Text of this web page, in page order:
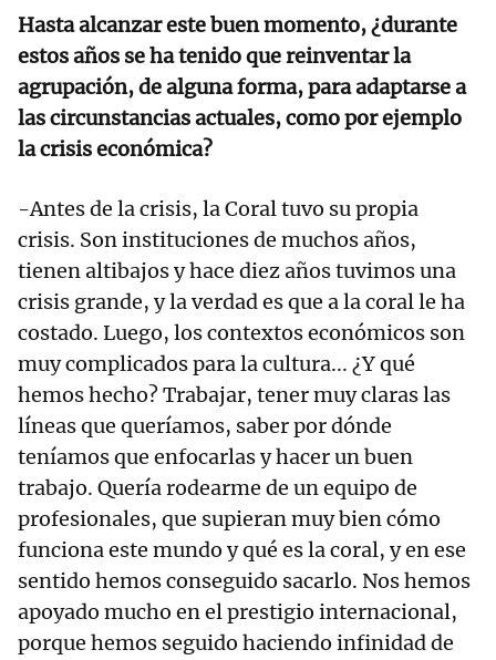
Hasta alcanzar este buen momento, ¿durante
estos años se ha tenido que reinventar la
agrupación, de alguna forma, para adaptarse a
las circunstancias actuales, como por ejemplo
la crisis económica?
-Antes de la crisis, la Coral tuvo su propia
crisis. Son instituciones de muchos años,
tienen altibajos y hace diez años tuvimos una
crisis grande, y la verdad es que a la coral le ha
costado. Luego, los contextos económicos son
muy complicados para la cultura... ¿Y qué
hemos hecho? Trabajar, tener muy claras las
líneas que queríamos, saber por dónde
teníamos que enfocarlas y hacer un buen
trabajo. Quería rodearme de un equipo de
profesionales, que supieran muy bien cómo
funciona este mundo y qué es la coral, y en ese
sentido hemos conseguido sacarlo. Nos hemos
apoyado mucho en el prestigio internacional,
porque hemos seguido haciendo infinidad de